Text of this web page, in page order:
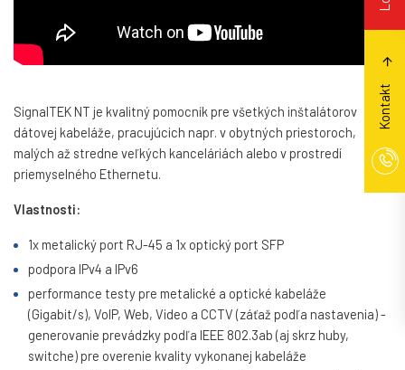
SignalTEK NT je kvalitný pomocník pre všetkých inštalátorov
dátovej kabeláže, pracujúcich napr. v obytných priestoroch,
malých až stredne veľkých kanceláriách alebo v prostredí
priemyselného Ethernetu.
Vlastnosti:
1x metalický port RJ-45 a 1x optický port SFP
podpora IPv4 a IPv6
performance testy pre metalické a optické kabeláže
(Gigabit/s), VoIP, Web, Video a CCTV (záťaž podľa nastavenia) -
generovanie prevádzky podľa IEEE 802.3ab (aj skrz huby,
switche) pre overenie kvality vykonanej kabeláže
Kontakt